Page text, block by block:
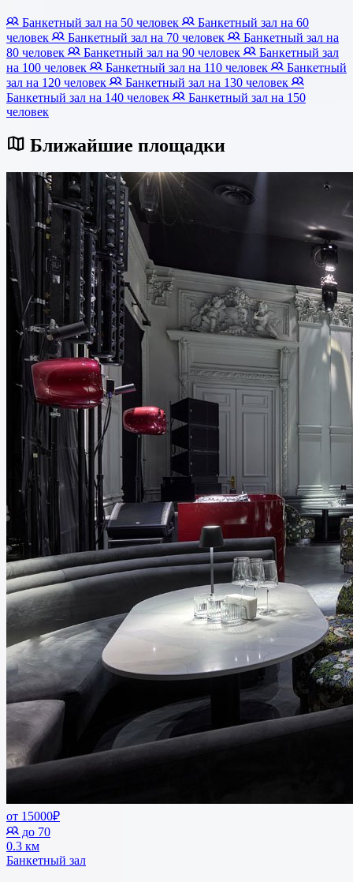
Банкетный зал на 50 человек
Банкетный зал на 60
человек
Банкетный зал на 70 человек
Банкетный зал на
80 человек
Банкетный зал на 90 человек
Банкетный зал
на 100 человек
Банкетный зал на 110 человек
Банкетный
зал на 120 человек
Банкетный зал на 130 человек
Банкетный зал на 140 человек
Банкетный зал на 150
человек
Ближайшие площадки
от 15000₽
до 70
0.3 км
Банкетный зал